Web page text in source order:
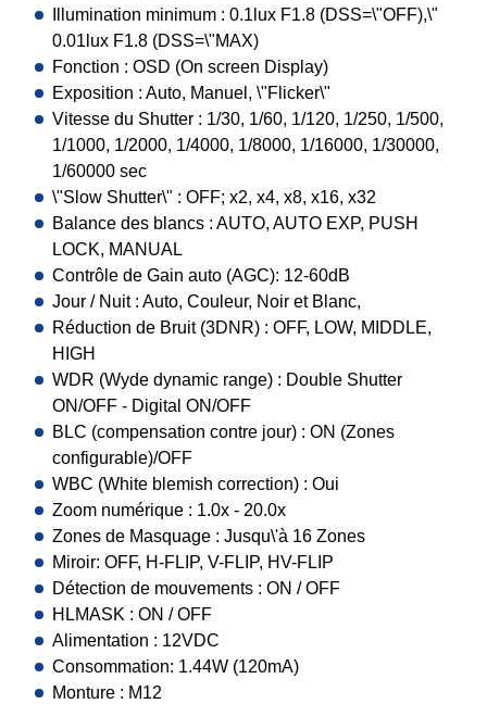
Illumination minimum : 0.1lux F1.8 (DSS=\"OFF),\"
0.01lux F1.8 (DSS=\"MAX)
Fonction : OSD (On screen Display)
Exposition : Auto, Manuel, \"Flicker\"
Vitesse du Shutter : 1/30, 1/60, 1/120, 1/250, 1/500,
1/1000, 1/2000, 1/4000, 1/8000, 1/16000, 1/30000,
1/60000 sec
\"Slow Shutter\" : OFF; x2, x4, x8, x16, x32
Balance des blancs : AUTO, AUTO EXP, PUSH
LOCK, MANUAL
Contrôle de Gain auto (AGC): 12-60dB
Jour / Nuit : Auto, Couleur, Noir et Blanc,
Réduction de Bruit (3DNR) : OFF, LOW, MIDDLE,
HIGH
WDR (Wyde dynamic range) : Double Shutter
ON/OFF - Digital ON/OFF
BLC (compensation contre jour) : ON (Zones
configurable)/OFF
WBC (White blemish correction) : Oui
Zoom numérique : 1.0x - 20.0x
Zones de Masquage : Jusqu\'à 16 Zones
Miroir: OFF, H-FLIP, V-FLIP, HV-FLIP
Détection de mouvements : ON / OFF
HLMASK : ON / OFF
Alimentation : 12VDC
Consommation: 1.44W (120mA)
Monture : M12